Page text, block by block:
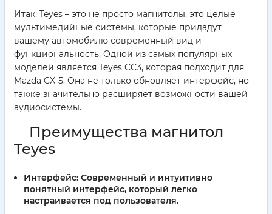
Итак, Teyes – это не просто магнитолы, это целые
мультимедийные системы, которые придадут
вашему автомобилю современный вид и
функциональность. Одной из самых популярных
моделей является Teyes CC3, которая подходит для
Mazda CX-5. Она не только обновляет интерфейс, но
также значительно расширяет возможности вашей
аудиосистемы.
Преимущества магнитол
Teyes
Интерфейс: Современный и интуитивно
понятный интерфейс, который легко
настраивается под пользователя.